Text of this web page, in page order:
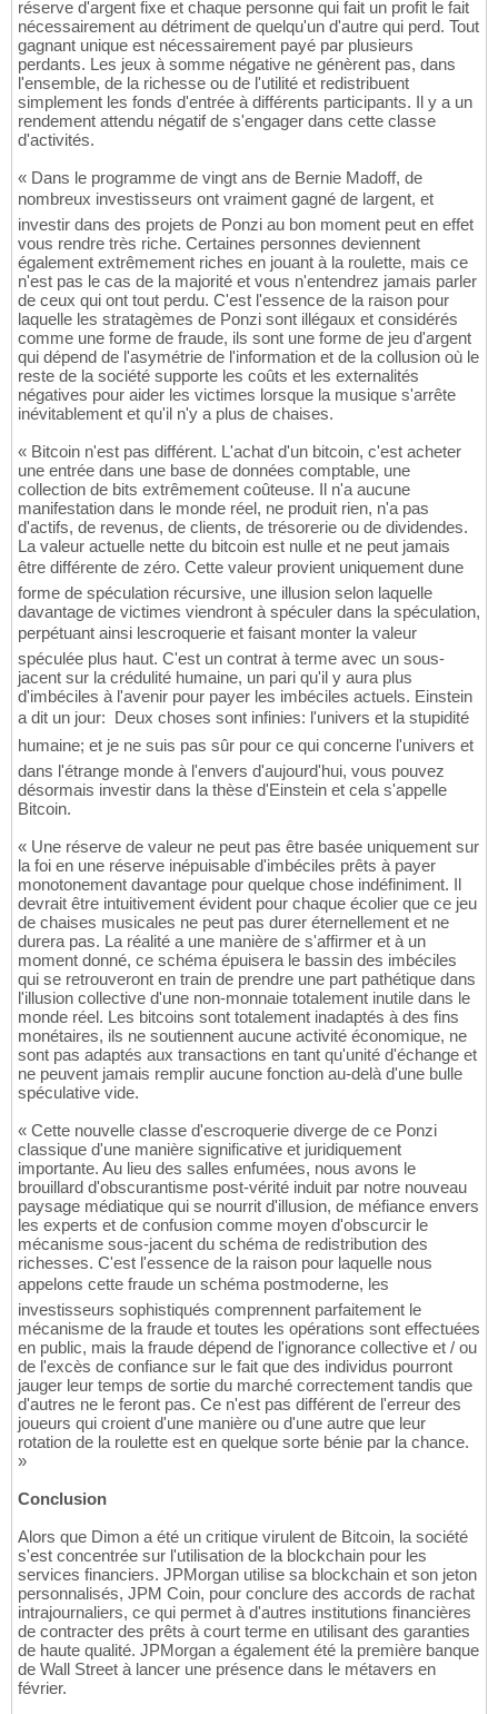
réserve d'argent fixe et chaque personne qui fait un profit le fait
nécessairement au détriment de quelqu'un d'autre qui perd. Tout
gagnant unique est nécessairement payé par plusieurs
perdants. Les jeux à somme négative ne génèrent pas, dans
l'ensemble, de la richesse ou de l'utilité et redistribuent
simplement les fonds d'entrée à différents participants. Il y a un
rendement attendu négatif de s'engager dans cette classe
d'activités.
« Dans le programme de vingt ans de Bernie Madoff, de
nombreux investisseurs ont vraiment gagné de largent, et
investir dans des projets de Ponzi au bon moment peut en effet
vous rendre très riche. Certaines personnes deviennent
également extrêmement riches en jouant à la roulette, mais ce
n'est pas le cas de la majorité et vous n'entendrez jamais parler
de ceux qui ont tout perdu. C'est l'essence de la raison pour
laquelle les stratagèmes de Ponzi sont illégaux et considérés
comme une forme de fraude, ils sont une forme de jeu d'argent
qui dépend de l'asymétrie de l'information et de la collusion où le
reste de la société supporte les coûts et les externalités
négatives pour aider les victimes lorsque la musique s'arrête
inévitablement et qu'il n'y a plus de chaises.
« Bitcoin n'est pas différent. L'achat d'un bitcoin, c'est acheter
une entrée dans une base de données comptable, une
collection de bits extrêmement coûteuse. Il n'a aucune
manifestation dans le monde réel, ne produit rien, n'a pas
d'actifs, de revenus, de clients, de trésorerie ou de dividendes.
La valeur actuelle nette du bitcoin est nulle et ne peut jamais
être différente de zéro. Cette valeur provient uniquement dune
forme de spéculation récursive, une illusion selon laquelle
davantage de victimes viendront à spéculer dans la spéculation,
perpétuant ainsi lescroquerie et faisant monter la valeur 
spéculée plus haut. C'est un contrat à terme avec un sous-
jacent sur la crédulité humaine, un pari qu'il y aura plus
d'imbéciles à l'avenir pour payer les imbéciles actuels. Einstein
a dit un jour:  Deux choses sont infinies: l'univers et la stupidité
humaine; et je ne suis pas sûr pour ce qui concerne l'univers et
dans l'étrange monde à l'envers d'aujourd'hui, vous pouvez
désormais investir dans la thèse d'Einstein et cela s'appelle
Bitcoin.
« Une réserve de valeur ne peut pas être basée uniquement sur
la foi en une réserve inépuisable d'imbéciles prêts à payer
monotonement davantage pour quelque chose indéfiniment. Il
devrait être intuitivement évident pour chaque écolier que ce jeu
de chaises musicales ne peut pas durer éternellement et ne
durera pas. La réalité a une manière de s'affirmer et à un
moment donné, ce schéma épuisera le bassin des imbéciles
qui se retrouveront en train de prendre une part pathétique dans
l'illusion collective d'une non-monnaie totalement inutile dans le
monde réel. Les bitcoins sont totalement inadaptés à des fins
monétaires, ils ne soutiennent aucune activité économique, ne
sont pas adaptés aux transactions en tant qu'unité d'échange et
ne peuvent jamais remplir aucune fonction au-delà d'une bulle
spéculative vide.
« Cette nouvelle classe d'escroquerie diverge de ce Ponzi
classique d'une manière significative et juridiquement
importante. Au lieu des salles enfumées, nous avons le
brouillard d'obscurantisme post-vérité induit par notre nouveau
paysage médiatique qui se nourrit d'illusion, de méfiance envers
les experts et de confusion comme moyen d'obscurcir le
mécanisme sous-jacent du schéma de redistribution des
richesses. C'est l'essence de la raison pour laquelle nous
appelons cette fraude un schéma postmoderne, les
investisseurs sophistiqués comprennent parfaitement le
mécanisme de la fraude et toutes les opérations sont effectuées
en public, mais la fraude dépend de l'ignorance collective et / ou
de l'excès de confiance sur le fait que des individus pourront
jauger leur temps de sortie du marché correctement tandis que
d'autres ne le feront pas. Ce n'est pas différent de l'erreur des
joueurs qui croient d'une manière ou d'une autre que leur
rotation de la roulette est en quelque sorte bénie par la chance.
»
Conclusion
Alors que Dimon a été un critique virulent de Bitcoin, la société
s'est concentrée sur l'utilisation de la blockchain pour les
services financiers. JPMorgan utilise sa blockchain et son jeton
personnalisés, JPM Coin, pour conclure des accords de rachat
intrajournaliers, ce qui permet à d'autres institutions financières
de contracter des prêts à court terme en utilisant des garanties
de haute qualité. JPMorgan a également été la première banque
de Wall Street à lancer une présence dans le métavers en
février.